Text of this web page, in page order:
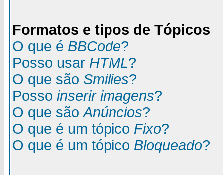
Formatos e tipos de Tópicos
O que é BBCode?
Posso usar HTML?
O que são Smilies?
Posso inserir imagens?
O que sãoAnúncios?
O que é um tópico Fixo?
O que é um tópico Bloqueado?